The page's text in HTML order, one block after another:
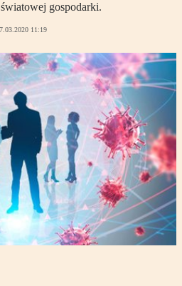
gospodarki.
11:19